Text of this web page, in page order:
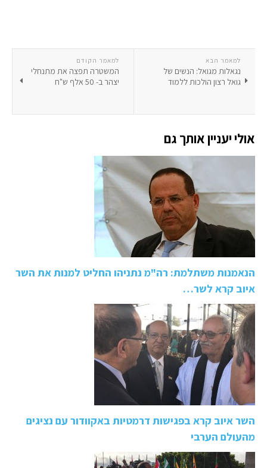
למאמר הקודם
המשטרה תפצה את מתנחלי
יצהר ב- 50 אלף ש"ח
למאמר הבא
נגאלות מגואל: הנשים של
גואל רצון הולכות ללמוד
אולי יעניין אותך גם
הנאמנות משתלמת: רה"מ נתניהו החליט למנות את השר
איוב קרא לשר…
השר איוב קרא בפגישות דרמטיות באקוודור עם נציגים
מהעולם הערבי